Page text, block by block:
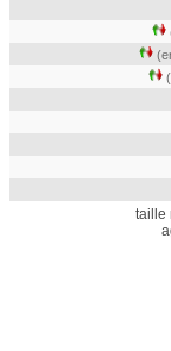
taille